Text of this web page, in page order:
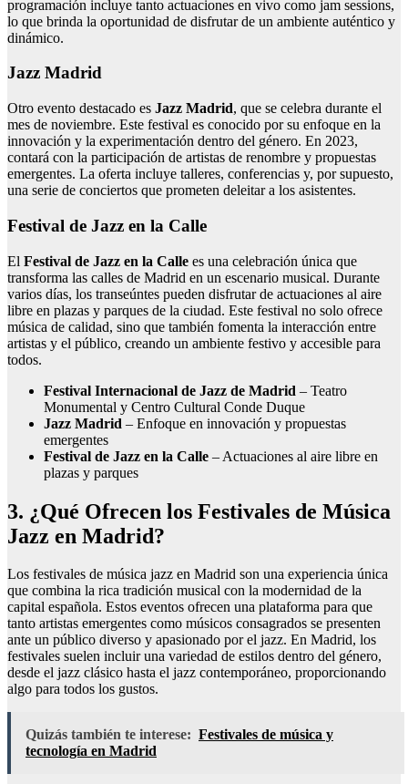
programación incluye tanto actuaciones en vivo como jam sessions,
lo que brinda la oportunidad de disfrutar de un ambiente auténtico y
dinámico.
Jazz Madrid
Otro evento destacado es Jazz Madrid, que se celebra durante el
mes de noviembre. Este festival es conocido por su enfoque en la
innovación y la experimentación dentro del género. En 2023,
contará con la participación de artistas de renombre y propuestas
emergentes. La oferta incluye talleres, conferencias y, por supuesto,
una serie de conciertos que prometen deleitar a los asistentes.
Festival de Jazz en la Calle
El Festival de Jazz en la Calle es una celebración única que
transforma las calles de Madrid en un escenario musical. Durante
varios días, los transeúntes pueden disfrutar de actuaciones al aire
libre en plazas y parques de la ciudad. Este festival no solo ofrece
música de calidad, sino que también fomenta la interacción entre
artistas y el público, creando un ambiente festivo y accesible para
todos.
Festival Internacional de Jazz de Madrid – Teatro
Monumental y Centro Cultural Conde Duque
Jazz Madrid – Enfoque en innovación y propuestas
emergentes
Festival de Jazz en la Calle – Actuaciones al aire libre en
plazas y parques
3. ¿Qué Ofrecen los Festivales de Música
Jazz en Madrid?
Los festivales de música jazz en Madrid son una experiencia única
que combina la rica tradición musical con la modernidad de la
capital española. Estos eventos ofrecen una plataforma para que
tanto artistas emergentes como músicos consagrados se presenten
ante un público diverso y apasionado por el jazz. En Madrid, los
festivales suelen incluir una variedad de estilos dentro del género,
desde el jazz clásico hasta el jazz contemporáneo, proporcionando
algo para todos los gustos.
Quizás también te interese: Festivales de música y
tecnología en Madrid